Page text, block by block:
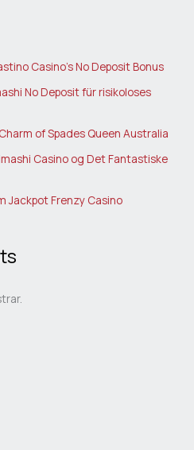
Casino’s No Deposit Bonus
No Deposit für risikoloses
of Spades Queen Australia
Casino og Det Fantastiske
Jackpot Frenzy Casino